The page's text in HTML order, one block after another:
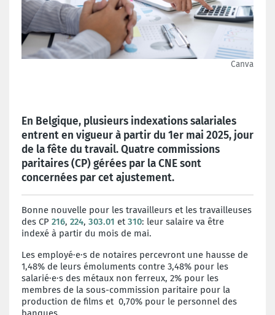
Canva
En Belgique, plusieurs indexations salariales
entrent en vigueur à partir du 1er mai 2025, jour
de la fête du travail. Quatre commissions
paritaires (CP) gérées par la CNE sont
concernées par cet ajustement.
Bonne nouvelle pour les travailleurs et les travailleuses
des CP 216, 224, 303.01 et 310: leur salaire va être
indexé à partir du mois de mai.
Les employé·e·s de notaires percevront une hausse de
1,48% de leurs émoluments contre 3,48% pour les
salarié·e·s des métaux non ferreux, 2% pour les
membres de la sous-commission paritaire pour la
production de films et 0,70% pour le personnel des